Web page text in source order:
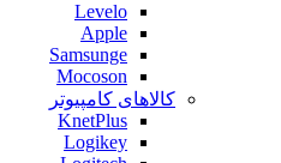
Levelo
Apple
Samsunge
Mocoson
کالاهای کامپیوتر
KnetPlus
Logikey